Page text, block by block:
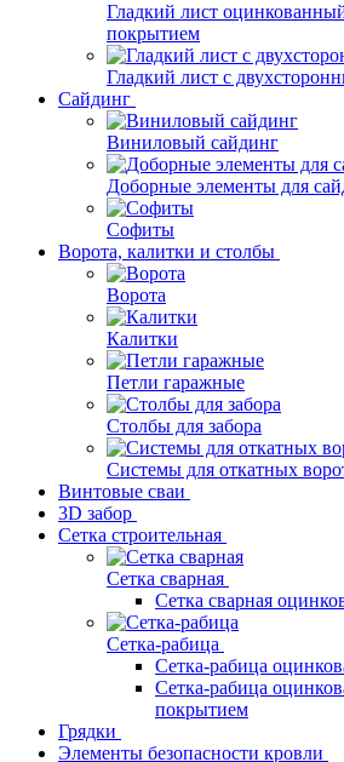
Гладкий лист
покрытием
Гладкий лист с
Сайдинг
Виниловый сайдинг
Доборные элементы для
Софиты
Ворота, калитки и столбы
Ворота
Калитки
Петли гаражные
Столбы для забора
Системы для откатных
Винтовые сваи
3D забор
Сетка строительная
Сетка сварная
Сетка сварная
Сетка-рабица
Сетка-рабица
Сетка-рабица
покрытием
Грядки
Элементы безопасности кровли